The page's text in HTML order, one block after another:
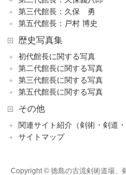
第三代館長：久保 勇
第五代館長：戸村 博史
歴史写真集
初代館長に関する写真
第二代館長に関する写真
第三代館長に関する写真
第五代館長に関する写真
その他
関連サイト紹介（剣術・剣道・
サイトマップ
Copyright © 徳島の古流剣術道場